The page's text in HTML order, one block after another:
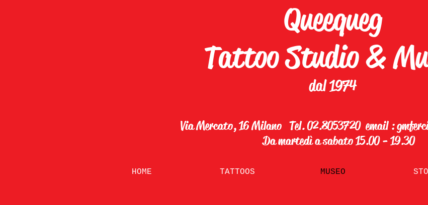
Queequeg
Tattoo Studio &
dal 1974
HOME TATTOOS MUSEO
Via Mercato, 16 Milano Tel. 02.8053720 email :
Da martedì a sabato 15.00 - 19.30